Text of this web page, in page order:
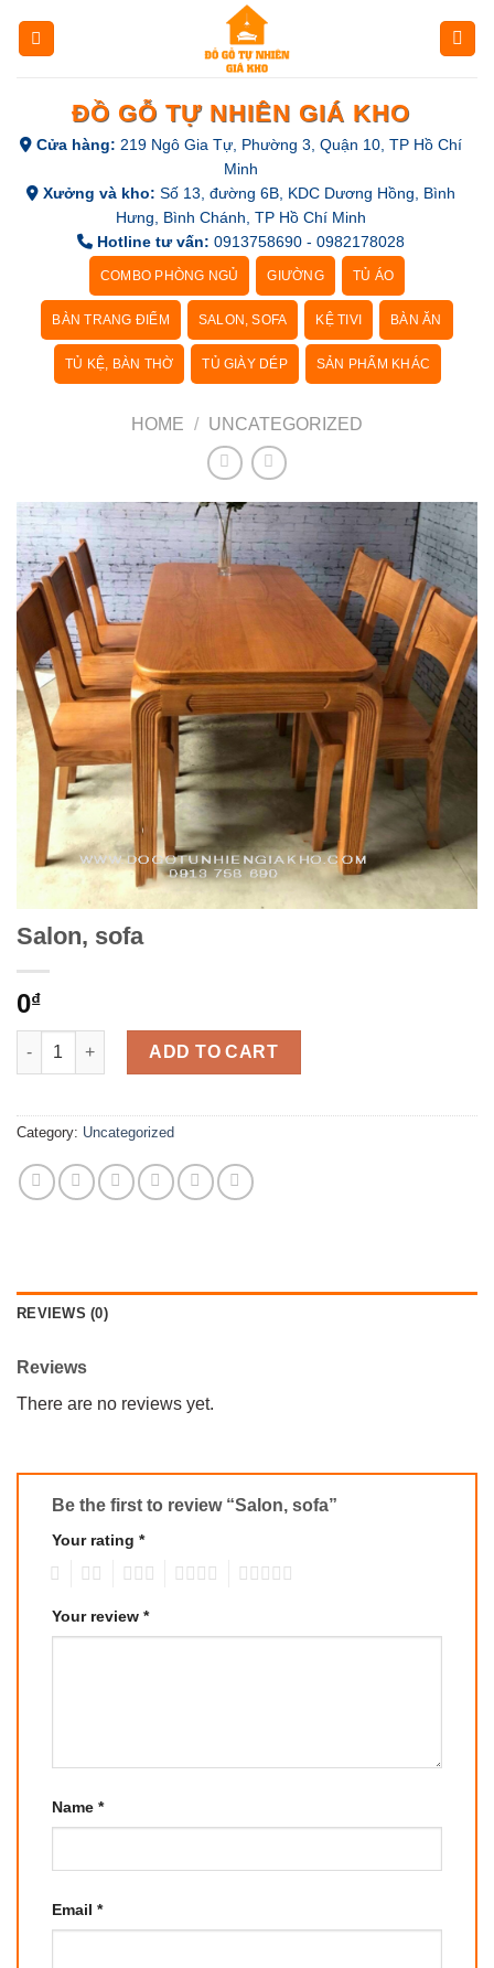
ĐỒ GỖ TỰ NHIÊN GIÁ KHO
Cửa hàng: 219 Ngô Gia Tự, Phường 3, Quận 10, TP Hồ Chí
Minh
Xưởng và kho: Số 13, đường 6B, KDC Dương Hồng, Bình
Hưng, Bình Chánh, TP Hồ Chí Minh
Hotline tư vấn: 0913758690 - 0982178028
COMBO PHÒNG NGỦ GIƯỜNG TỦ ÁO
BÀN TRANG ĐIỂM SALON, SOFA KỆ TIVI BÀN ĂN
TỦ KỆ, BÀN THỜ TỦ GIÀY DÉP SẢN PHẨM KHÁC
HOME / UNCATEGORIZED
Salon, sofa
0₫
Salon, sofa quantity
ADD TO CART
Category: Uncategorized
REVIEWS (0)
Reviews
There are no reviews yet.
Be the first to review “Salon, sofa”
Your rating *
Your review *
Name *
Email *